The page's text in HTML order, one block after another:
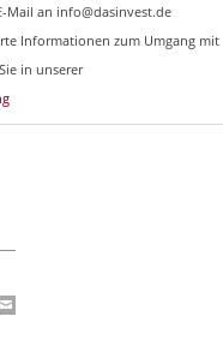
Mail an info@dasinvest.de
Informationen zum Umgang mit
in unserer